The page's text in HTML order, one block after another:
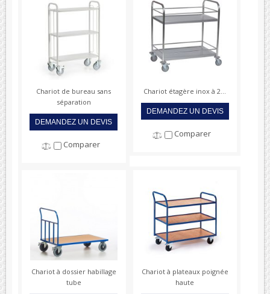
Chariot de bureau sans
séparation
DEMANDEZ UN DEVIS
Comparer
Chariot étagère inox à 2...
DEMANDEZ UN DEVIS
Comparer
Chariot à dossier habillage
tube
Chariot à plateaux poignée
haute